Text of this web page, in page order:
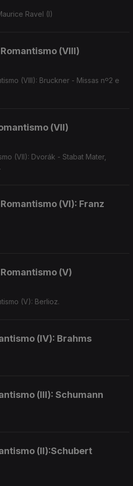
Ravel (I)
(VIII)
(VIII): Bruckner - Missas nº2 e
(VII)
(VII): Dvorák - Stabat Mater,
(VI): Franz
(V)
(V): Berlioz.
(IV): Brahms
(III): Schumann
(II):Schubert